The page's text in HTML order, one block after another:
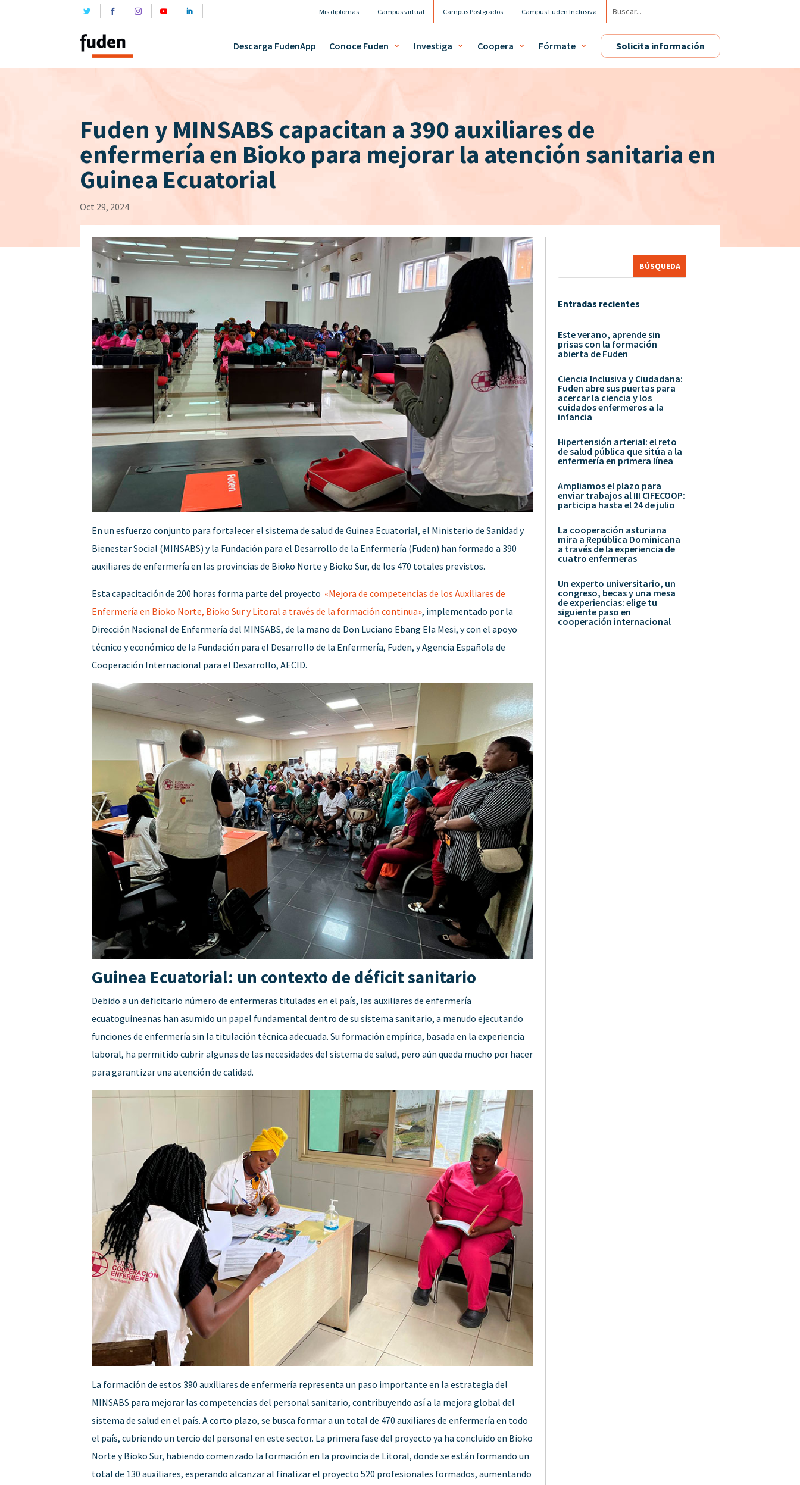
Campus Fuden Inclusiva
Campus Postgrados
Campus virtual
Mis diplomas
Descarga FudenApp Conoce Fuden Investiga Coopera Fórmate Solicita información
Fuden y MINSABS capacitan a 390 auxiliares de
enfermería en Bioko para mejorar la atención sanitaria en
Guinea Ecuatorial
Oct 29, 2024
En un esfuerzo conjunto para fortalecer el sistema de salud de Guinea Ecuatorial, el Ministerio de Sanidad y
Bienestar Social (MINSABS) y la Fundación para el Desarrollo de la Enfermería (Fuden) han formado a 390
auxiliares de enfermería en las provincias de Bioko Norte y Bioko Sur, de los 470 totales previstos.
Esta capacitación de 200 horas forma parte del proyecto «Mejora de competencias de los Auxiliares de
Enfermería en Bioko Norte, Bioko Sur y Litoral a través de la formación continua», implementado por la
Dirección Nacional de Enfermería del MINSABS, de la mano de Don Luciano Ebang Ela Mesi, y con el apoyo
técnico y económico de la Fundación para el Desarrollo de la Enfermería, Fuden, y Agencia Española de
Cooperación Internacional para el Desarrollo, AECID.
Guinea Ecuatorial: un contexto de déficit sanitario
Debido a un deficitario número de enfermeras tituladas en el país, las auxiliares de enfermería
ecuatoguineanas han asumido un papel fundamental dentro de su sistema sanitario, a menudo ejecutando
funciones de enfermería sin la titulación técnica adecuada. Su formación empírica, basada en la experiencia
laboral, ha permitido cubrir algunas de las necesidades del sistema de salud, pero aún queda mucho por hacer
para garantizar una atención de calidad.
La formación de estos 390 auxiliares de enfermería representa un paso importante en la estrategia del
MINSABS para mejorar las competencias del personal sanitario, contribuyendo así a la mejora global del
sistema de salud en el país. A corto plazo, se busca formar a un total de 470 auxiliares de enfermería en todo
el país, cubriendo un tercio del personal en este sector. La primera fase del proyecto ya ha concluido en Bioko
Norte y Bioko Sur, habiendo comenzado la formación en la provincia de Litoral, donde se están formando un
total de 130 auxiliares, esperando alcanzar al finalizar el proyecto 520 profesionales formados, aumentando
Entradas recientes
Este verano, aprende sin
prisas con la formación
abierta de Fuden
Ciencia Inclusiva y Ciudadana:
Fuden abre sus puertas para
acercar la ciencia y los
cuidados enfermeros a la
infancia
Hipertensión arterial: el reto
de salud pública que sitúa a la
enfermería en primera línea
Ampliamos el plazo para
enviar trabajos al III CIFECOOP:
participa hasta el 24 de julio
La cooperación asturiana
mira a República Dominicana
a través de la experiencia de
cuatro enfermeras
Un experto universitario, un
congreso, becas y una mesa
de experiencias: elige tu
siguiente paso en
cooperación internacional